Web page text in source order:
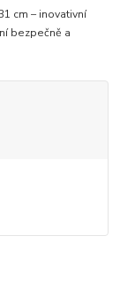
cm – inovativní
bezpečně a